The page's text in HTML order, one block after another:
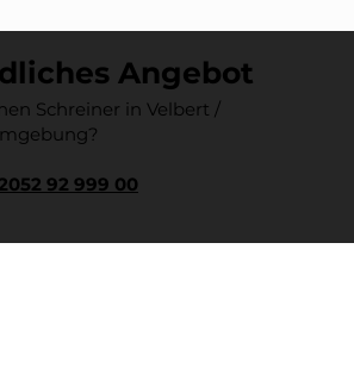
Angebot
Schreiner in Velbert /
92 999 00